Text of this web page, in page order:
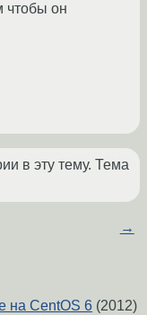
чтобы он
в эту тему. Тема
→
на CentOS 6 (2012)